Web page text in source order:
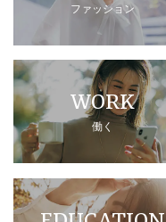
ファッション
WORK
働く